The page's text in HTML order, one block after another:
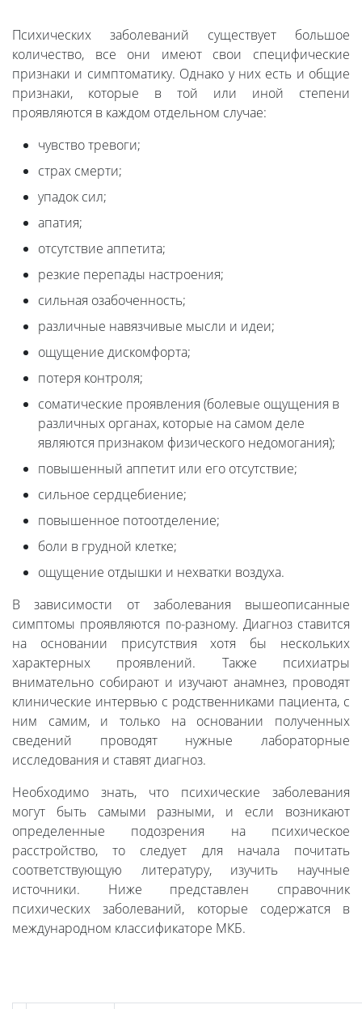
Психических заболеваний существует большое
количество, все они имеют свои специфические
признаки и симптоматику. Однако у них есть и общие
признаки, которые в той или иной степени
проявляются в каждом отдельном случае:
чувство тревоги;
страх смерти;
упадок сил;
апатия;
отсутствие аппетита;
резкие перепады настроения;
сильная озабоченность;
различные навязчивые мысли и идеи;
ощущение дискомфорта;
потеря контроля;
соматические проявления (болевые ощущения в
различных органах, которые на самом деле
являются признаком физического недомогания);
повышенный аппетит или его отсутствие;
сильное сердцебиение;
повышенное потоотделение;
боли в грудной клетке;
ощущение отдышки и нехватки воздуха.
В зависимости от заболевания вышеописанные
симптомы проявляются по-разному. Диагноз ставится
на основании присутствия хотя бы нескольких
характерных проявлений. Также психиатры
внимательно собирают и изучают анамнез, проводят
клинические интервью с родственниками пациента, с
ним самим, и только на основании полученных
сведений проводят нужные лабораторные
исследования и ставят диагноз.
Необходимо знать, что психические заболевания
могут быть самыми разными, и если возникают
определенные подозрения на психическое
расстройство, то следует для начала почитать
соответствующую литературу, изучить научные
источники. Ниже представлен справочник
психических заболеваний, которые содержатся в
международном классификаторе МКБ.